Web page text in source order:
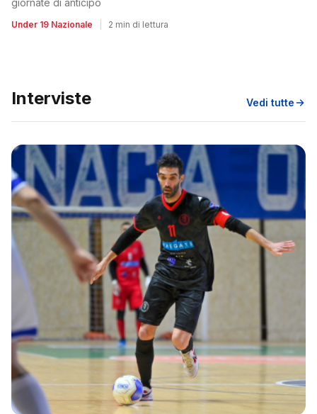
giornate di anticipo
Under 19 Nazionale 2 min di lettura
Interviste Vedi tutte